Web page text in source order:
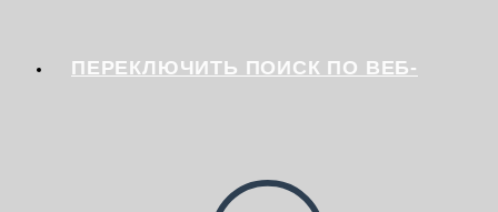
ПЕРЕКЛЮЧИТЬ ПОИСК ПО ВЕБ-